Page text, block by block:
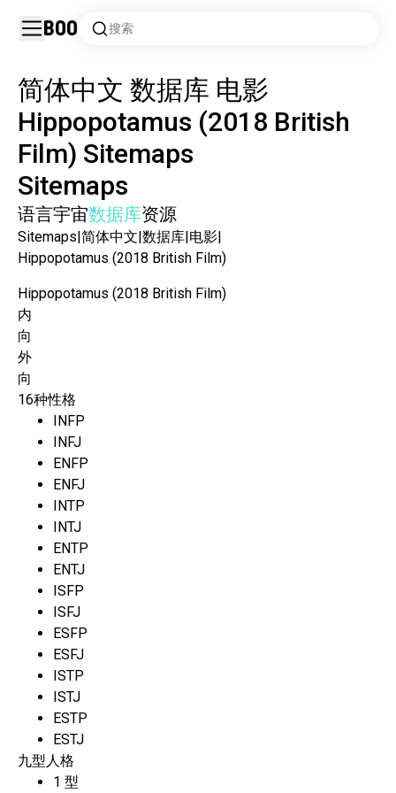
Boo 搜索
简体中文 数据库 电影
Hippopotamus (2018 British
Film) Sitemaps
Sitemaps
语言宇宙数据库资源
Sitemaps|简体中文|数据库|电影|
Hippopotamus (2018 British Film)
Hippopotamus (2018 British Film)
内
向
外
向
16种性格
INFP
INFJ
ENFP
ENFJ
INTP
INTJ
ENTP
ENTJ
ISFP
ISFJ
ESFP
ESFJ
ISTP
ISTJ
ESTP
ESTJ
九型人格
1 型